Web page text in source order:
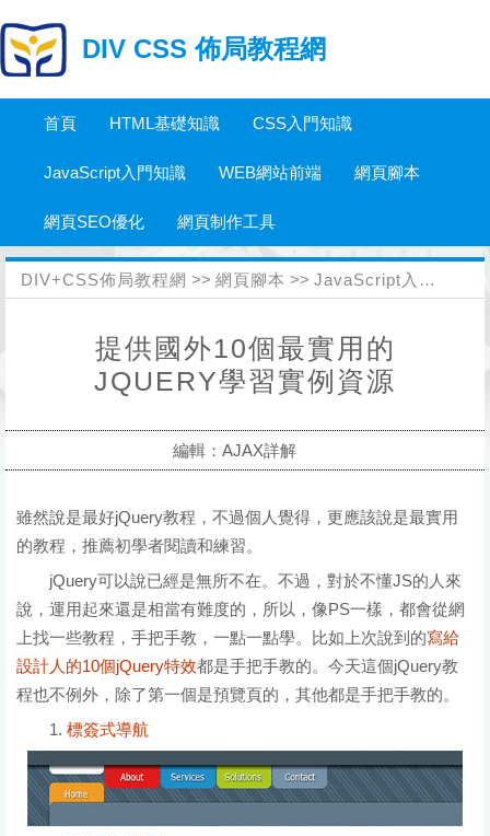
DIV CSS 佈局教程網
首頁 HTML基礎知識 CSS入門知識
JavaScript入門知識 WEB網站前端 網頁腳本
網頁SEO優化 網頁制作工具
DIV+CSS佈局教程網 >> 網頁腳本 >> JavaScript入門知識
提供國外10個最實用的
JQUERY學習實例資源
編輯：AJAX詳解
雖然說是最好jQuery教程，不過個人覺得，更應該說是最實用
的教程，推薦初學者閱讀和練習。
jQuery可以說已經是無所不在。不過，對於不懂JS的人來
說，運用起來還是相當有難度的，所以，像PS一樣，都會從網
上找一些教程，手把手教，一點一點學。比如上次說到的寫給
設計人的10個jQuery特效都是手把手教的。今天這個jQuery教
程也不例外，除了第一個是預覽頁的，其他都是手把手教的。
1. 標簽式導航